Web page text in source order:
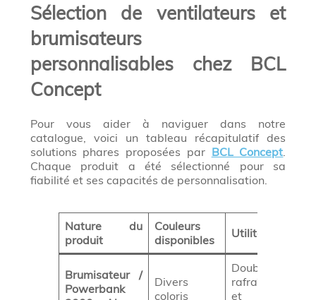
Sélection de ventilateurs et
brumisateurs
personnalisables chez BCL
Concept
Pour vous aider à naviguer dans notre
catalogue, voici un tableau récapitulatif des
solutions phares proposées par BCL Concept
Chaque produit a été sélectionné pour sa
fiabilité et ses capacités de personnalisation.
Nature du
produit
Couleurs
disponibles
Utilité
Brumisateur /
Powerbank
Divers
coloris
Double
et